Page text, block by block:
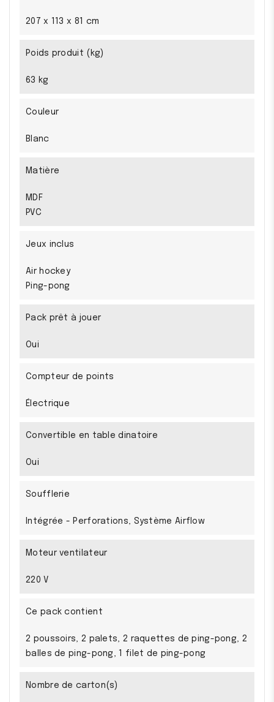
207 x 113 x 81 cm
Poids produit (kg)
63 kg
Couleur
Blanc
Matière
MDF
PVC
Jeux inclus
Air hockey
Ping-pong
Pack prêt à jouer
Oui
Compteur de points
Électrique
Convertible en table dinatoire
Oui
Soufflerie
Intégrée - Perforations, Système Airflow
Moteur ventilateur
220 V
Ce pack contient
2 poussoirs, 2 palets, 2 raquettes de ping-pong, 2
balles de ping-pong, 1 filet de ping-pong
Nombre de carton(s)